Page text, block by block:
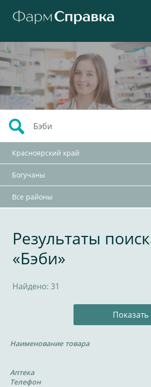
Красноярский край
Богучаны
Все районы
Результаты
«Бэби»
Найдено: 31
Показать
Наименование товара
Аптека
Телефон